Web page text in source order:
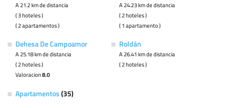
A 21.2 km de distancia
( 3 hoteles )
( 2 apartamentos )
A 24.23 km de distancia
( 2 hoteles )
( 1 apartamento )
Dehesa De Campoamor
A 25.18 km de distancia
( 2 hoteles )
Valoracion8.0
Roldán
A 26.41 km de distancia
( 2 hoteles )
Apartamentos (35)